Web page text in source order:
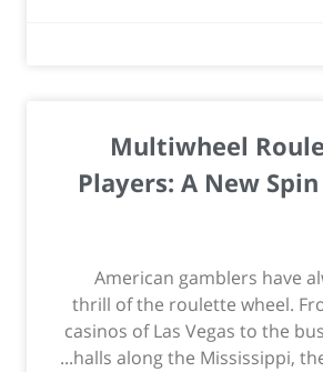
Multiwheel
Players: A New
American gamblers have
thrill of the roulette wheel.
casinos of Las Vegas to the
halls along the Mississippi, the